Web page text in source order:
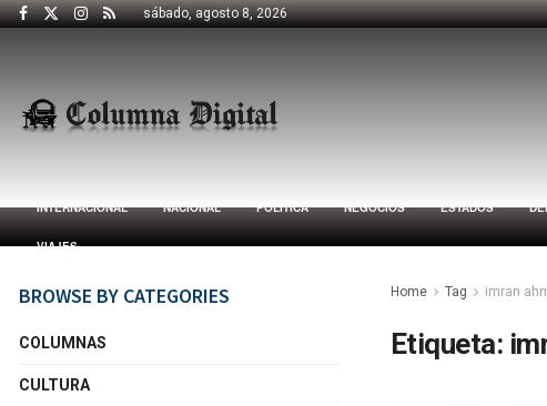
sábado, agosto 8, 2026
INTERNACIONAL NACIONAL POLÍTICA NEGOCIOS ESTADOS
VIAJES
Home Tag imran
Etiqueta:
BROWSE BY CATEGORIES
COLUMNAS
CULTURA